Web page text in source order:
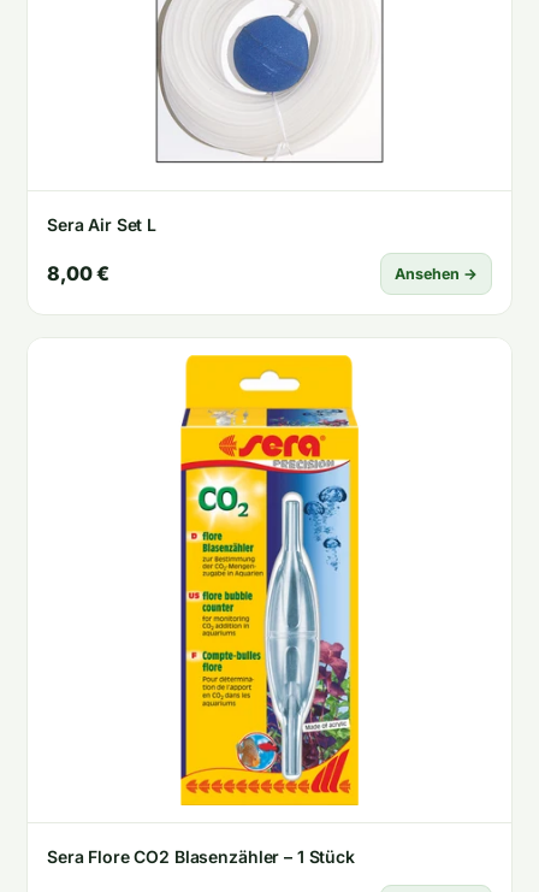
Sera Air Set L
8,00 € Ansehen →
Sera Flore CO2 Blasenzähler – 1 Stück